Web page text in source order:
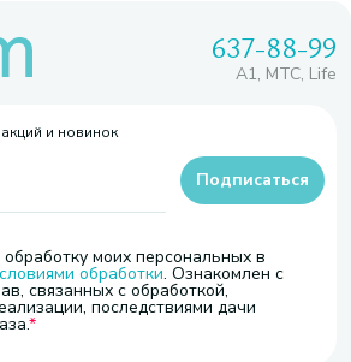
637-88-99
A1, МТС, Life
и новинок
моих персональных в
обработки. Ознакомлен с
связанных с обработкой,
последствиями дачи
Подписаться